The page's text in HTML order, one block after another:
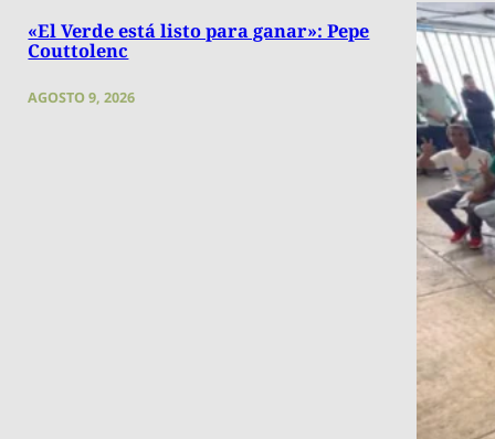
«El Verde está listo para ganar»: Pepe
Couttolenc
AGOSTO 9, 2026